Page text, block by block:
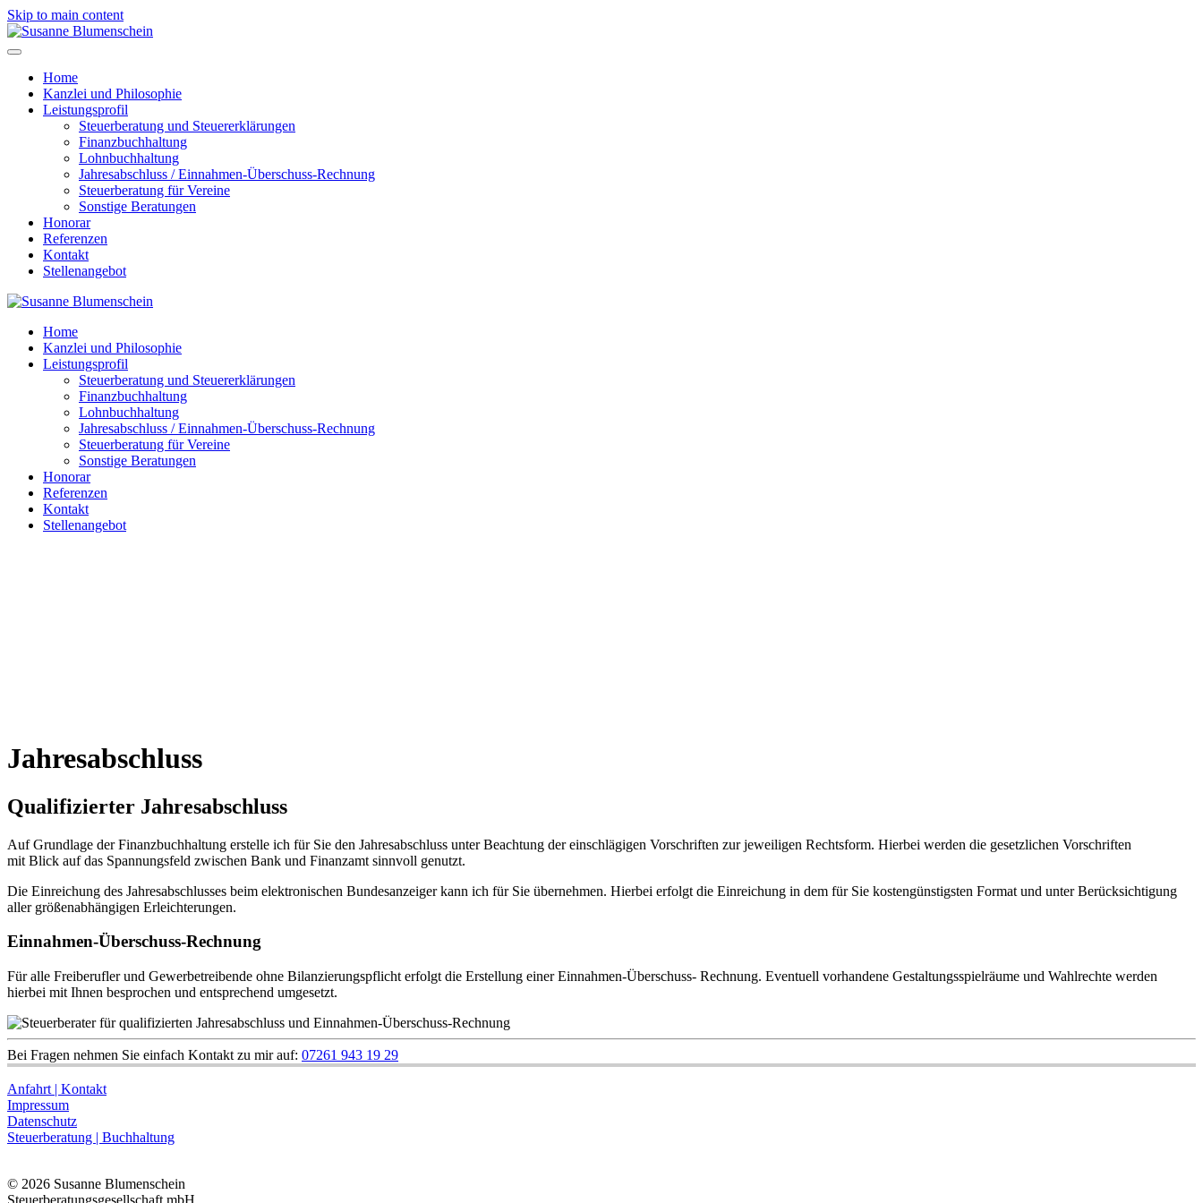
Skip to main content
Home
Kanzlei und Philosophie
Leistungsprofil
Steuerberatung und Steuererklärungen
Finanzbuchhaltung
Lohnbuchhaltung
Jahresabschluss / Einnahmen-Überschuss-Rechnung
Steuerberatung für Vereine
Sonstige Beratungen
Honorar
Referenzen
Kontakt
Stellenangebot
Home
Kanzlei und Philosophie
Leistungsprofil
Steuerberatung und Steuererklärungen
Finanzbuchhaltung
Lohnbuchhaltung
Jahresabschluss / Einnahmen-Überschuss-Rechnung
Steuerberatung für Vereine
Sonstige Beratungen
Honorar
Referenzen
Kontakt
Stellenangebot
Jahresabschluss
Qualifizierter Jahresabschluss
Auf Grundlage der Finanzbuchhaltung erstelle ich für Sie den Jahresabschluss unter Beachtung der einschlägigen Vorschriften zur jeweiligen Rechtsform. Hierbei werden die gesetzlichen Vorschriften
mit Blick auf das Spannungsfeld zwischen Bank und Finanzamt sinnvoll genutzt.
Die Einreichung des Jahresabschlusses beim elektronischen Bundesanzeiger kann ich für Sie übernehmen. Hierbei erfolgt die Einreichung in dem für Sie kostengünstigsten Format und unter Berücksichtigung
aller größenabhängigen Erleichterungen.
Einnahmen-Überschuss-Rechnung
Für alle Freiberufler und Gewerbetreibende ohne Bilanzierungspflicht erfolgt die Erstellung einer Einnahmen-Überschuss- Rechnung. Eventuell vorhandene Gestaltungsspielräume und Wahlrechte werden
hierbei mit Ihnen besprochen und entsprechend umgesetzt.
Bei Fragen nehmen Sie einfach Kontakt zu mir auf: 07261 943 19 29
Anfahrt | Kontakt
Impressum
Datenschutz
Steuerberatung | Buchhaltung
© 2026 Susanne Blumenschein
Steuerberatungsgesellschaft mbH